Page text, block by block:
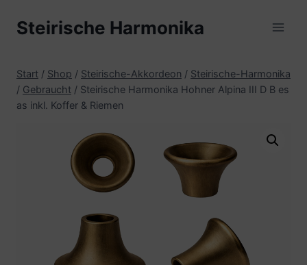
InhaltSteirische Harmonika
Start / Shop / Steirische-Akkordeon / Steirische-Harmonika
/ Gebraucht / Steirische Harmonika Hohner Alpina III D B es
as inkl. Koffer & Riemen